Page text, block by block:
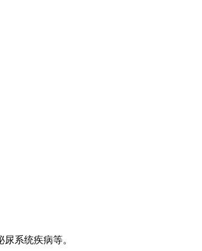
系统疾病等。